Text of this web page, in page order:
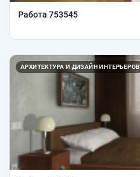
Работа 753545
АРХИТЕКТУРА И ДИЗАЙН ИНТЕРЬЕРОВ